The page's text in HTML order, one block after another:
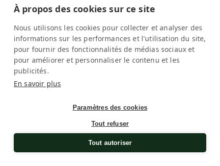
À propos des cookies sur ce site
Nous utilisons les cookies pour collecter et analyser des
informations sur les performances et l'utilisation du site,
pour fournir des fonctionnalités de médias sociaux et
pour améliorer et personnaliser le contenu et les
publicités.
En savoir plus
Paramètres des cookies
Tout refuser
Tout autoriser
Remontoir pour montre automatique
Prix
€560,00